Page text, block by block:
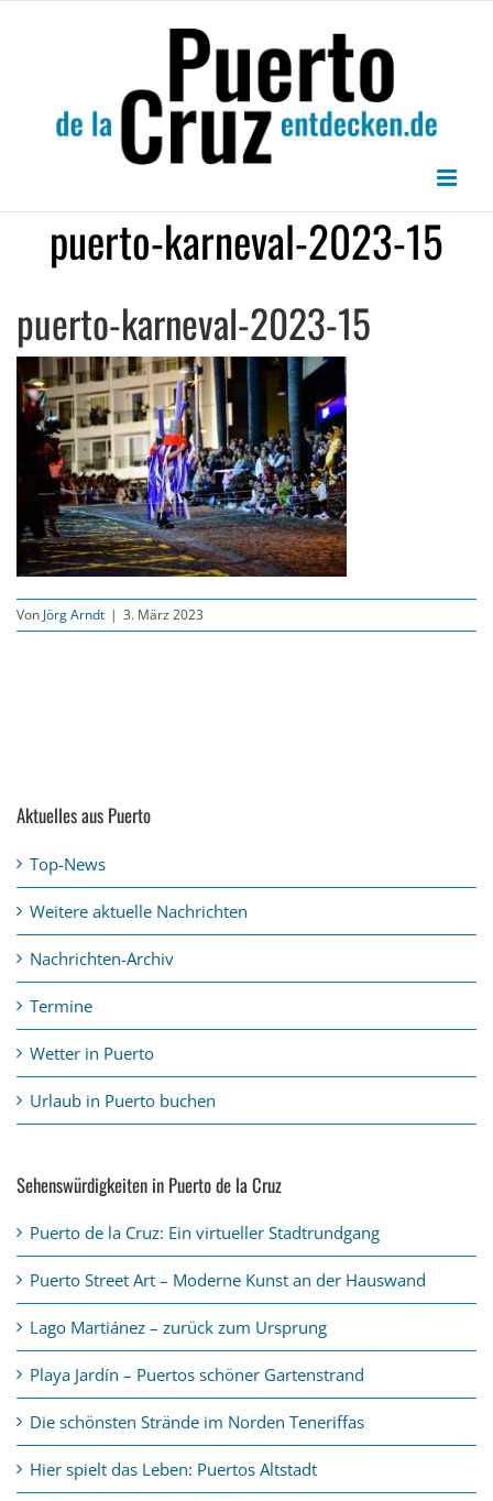
puerto-karneval-2023-15
puerto-karneval-2023-15
Von Jörg Arndt | 3. März 2023
Aktuelles aus Puerto
Top-News
Weitere aktuelle Nachrichten
Nachrichten-Archiv
Termine
Wetter in Puerto
Urlaub in Puerto buchen
Sehenswürdigkeiten in Puerto de la Cruz
Puerto de la Cruz: Ein virtueller Stadtrundgang
Puerto Street Art – Moderne Kunst an der Hauswand
Lago Martiánez – zurück zum Ursprung
Playa Jardín – Puertos schöner Gartenstrand
Die schönsten Strände im Norden Teneriffas
Hier spielt das Leben: Puertos Altstadt